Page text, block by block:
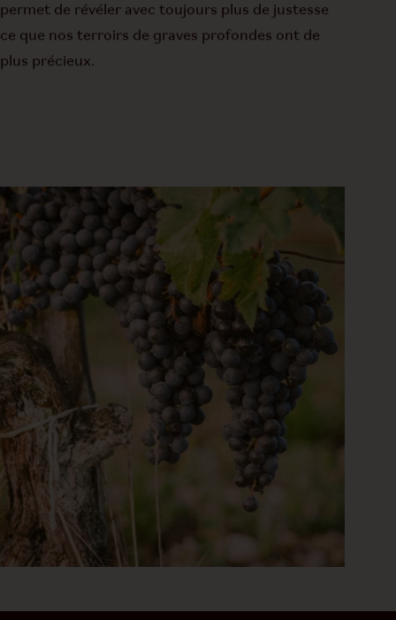
permet de révéler avec toujours plus de justesse
ce que nos terroirs de graves profondes ont de
plus précieux.